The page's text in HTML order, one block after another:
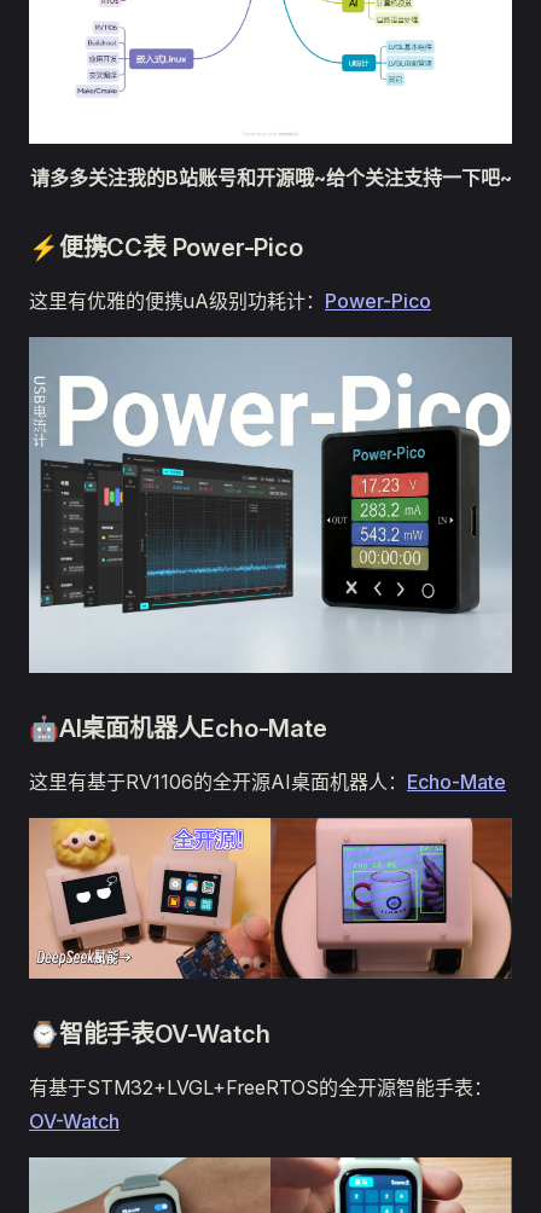
请多多关注我的B站账号和开源哦~给个关注支持一下吧~
⚡️便携CC表 Power-Pico
这里有优雅的便携uA级别功耗计： Power-Pico
🤖AI桌面机器人Echo-Mate
这里有基于RV1106的全开源AI桌面机器人： Echo-Mate
⌚智能手表OV-Watch
有基于STM32+LVGL+FreeRTOS的全开源智能手表：
OV-Watch